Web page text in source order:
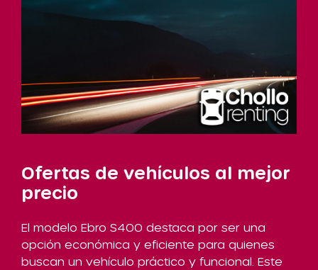
Ofertas de vehículos al mejor
precio
El modelo Ebro S400 destaca por ser una
opción económica y eficiente para quienes
buscan un vehículo práctico y funcional. Este